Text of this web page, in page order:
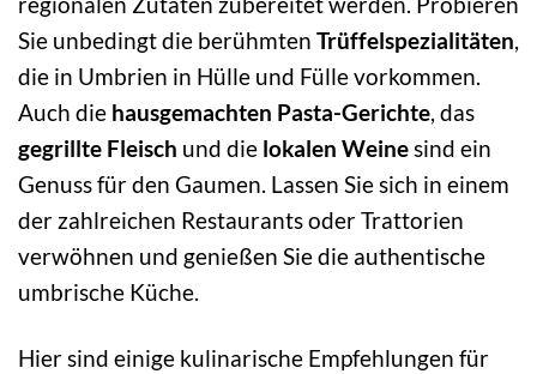
Sie unbedingt die berühmten Trüffelspezialitäten,
die in Umbrien in Hülle und Fülle vorkommen.
Auch die hausgemachten Pasta-Gerichte, das
gegrillte Fleisch und die lokalen Weinesind ein
Genuss für den Gaumen. Lassen Sie sich in einem
der zahlreichen Restaurants oder Trattorien
verwöhnen und genießen Sie die authentische
umbrische Küche.
Hier sind einige kulinarische Empfehlungen für